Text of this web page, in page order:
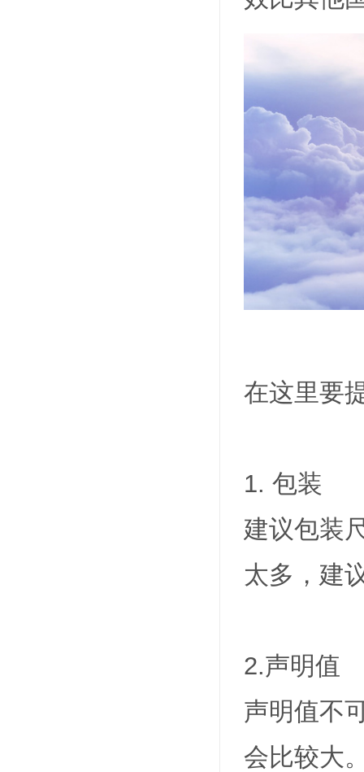
在这里要
1. 包装
建议包装
太多，建
2.声明值
声明值不
会比较大